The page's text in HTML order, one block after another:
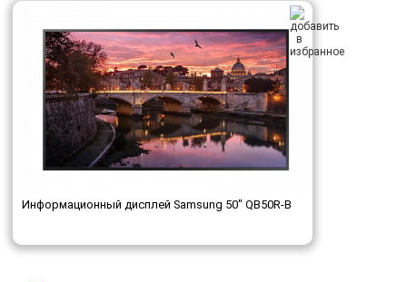
Информационный дисплей Samsung 50" QB50R-B